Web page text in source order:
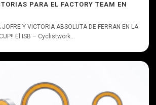
PARA EL FACTORY TEAM EN
JOFRE Y VICTORIA ABSOLUTA DE FERRAN EN LA
El ISB – Cyclistwork...